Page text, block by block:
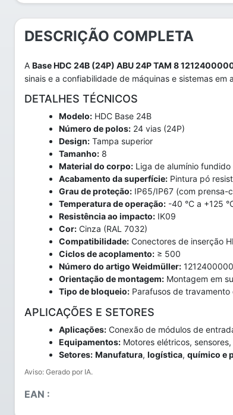
DESCRIÇÃO COMPLETA
A Base HDC 24B (24P) ABU 24P TAM 8
sinais e a confiabilidade de máquinas e sistemas
DETALHES TÉCNICOS
Modelo: HDC Base 24B
Número de polos: 24 vias (24P)
Design: Tampa superior
Tamanho: 8
Material do corpo: Liga de alumínio fundido
Acabamento da superfície: Pintura pó
Grau de proteção: IP65/IP67 (com prensa-
Temperatura de operação: -40 °C a +125
Resistência ao impacto: IK09
Cor: Cinza (RAL 7032)
Compatibilidade: Conectores de inserção
Ciclos de acoplamento: ≥ 500
Número do artigo Weidmüller: 1212400000
Orientação de montagem: Montagem em
Tipo de bloqueio: Parafusos de travamento
APLICAÇÕES E SETORES
Aplicações: Conexão de módulos de
Equipamentos: Motores elétricos,
Setores: Manufatura, logística, químico e
Aviso: Gerado por IA.
EAN :